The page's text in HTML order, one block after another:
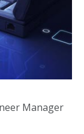
Manager